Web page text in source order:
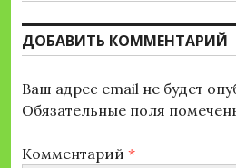
ДОБАВИТЬ КОММЕНТАРИЙ
Ваш адрес email не будет
Обязательные поля
Комментарий *